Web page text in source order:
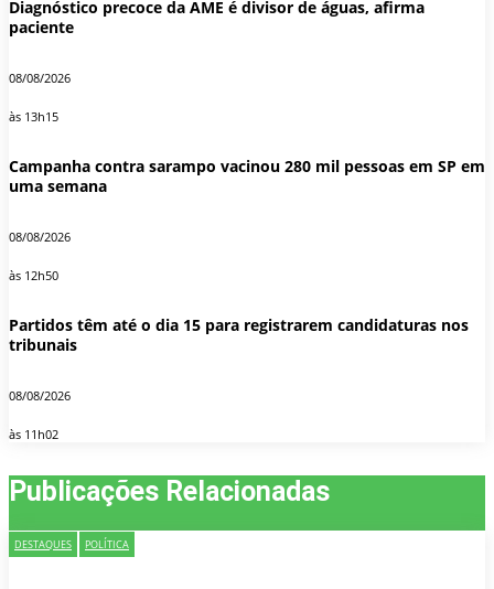
Diagnóstico precoce da AME é divisor de águas, afirma
paciente
08/08/2026
às 13h15
Campanha contra sarampo vacinou 280 mil pessoas em SP em
uma semana
08/08/2026
às 12h50
Partidos têm até o dia 15 para registrarem candidaturas nos
tribunais
08/08/2026
às 11h02
Publicações Relacionadas
DESTAQUES POLÍTICA